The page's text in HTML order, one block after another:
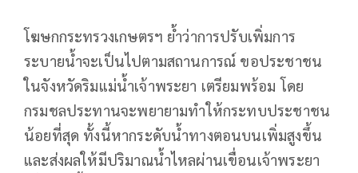
โฆษกกระทรวงเกษตรฯ ย้ำว่าการปรับเพิ่มการ
ระบายน้ำจะเป็นไปตามสถานการณ์ ขอประชาชน
ในจังหวัดริมแม่น้ำเจ้าพระยา เตรียมพร้อม โดย
กรมชลประทานจะพยายามทำให้กระทบประชาชน
น้อยที่สุด ทั้งนี้หากระดับน้ำทางตอนบนเพิ่มสูงขึ้น
และส่งผลให้มีปริมาณน้ำไหลผ่านเขื่อนเจ้าพระยา